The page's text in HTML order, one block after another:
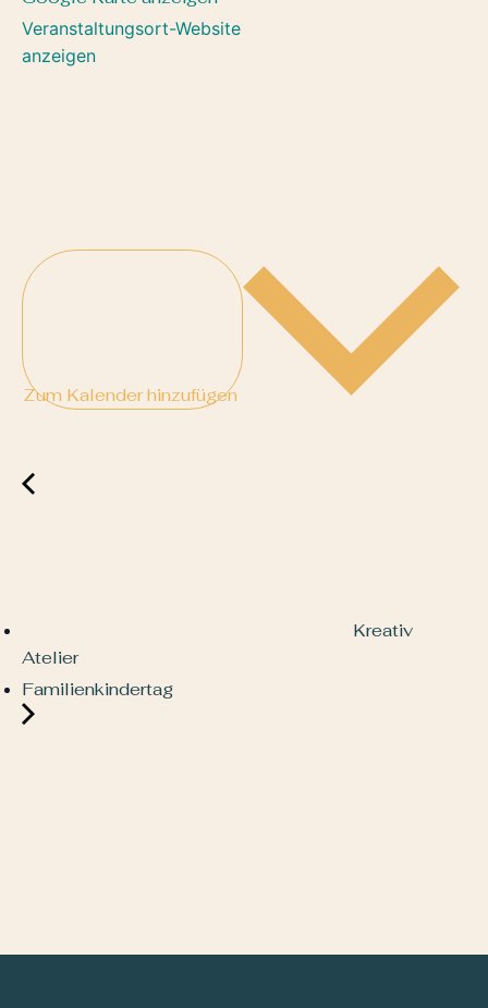
Veranstaltungsort-Website
anzeigen
Zum Kalender hinzufügen
Kreativ
Atelier
Familienkindertag